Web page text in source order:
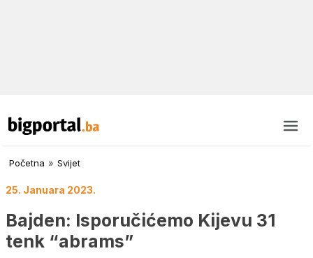
Početna » Svijet
25. Januara 2023.
Bajden: Isporučićemo Kijevu 31
tenk “abrams”